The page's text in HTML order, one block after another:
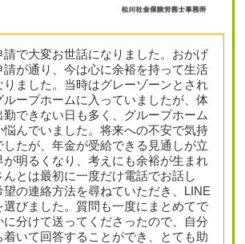
請で大変お世話になりました。おかげ
請が通り、今は心に余裕を持って生活
りました。当時はグレーゾーンとされ
ループホームに入っていましたが、体
できない日も多く、グループホーム
悩んでいました。将来への不安で気持
したが、年金が受給できる見通しが立
が明るくなり、考えにも余裕が生まれ
んとは最初に一度だけ電話でお話し
望の連絡方法を尋ねていただき、LINE
選びました。質問も一度にまとめてで
に分けて送ってくださったので、自分
着いて回答することができ、とても助